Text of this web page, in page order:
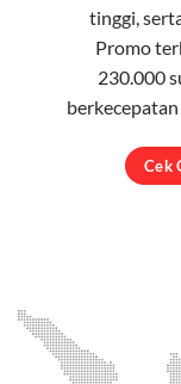
tinggi,
Promo
230.000
Cek